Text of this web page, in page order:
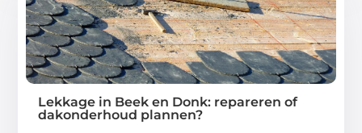
Lekkage in Beek en Donk: repareren of
dakonderhoud plannen?